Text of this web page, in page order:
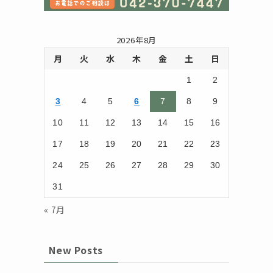
2026年8月
月 火 水 木 金 土 日
1 2
3 4 5 6 7 8 9
10 11 12 13 14 15 16
17 18 19 20 21 22 23
24 25 26 27 28 29 30
31
« 7月
New Posts